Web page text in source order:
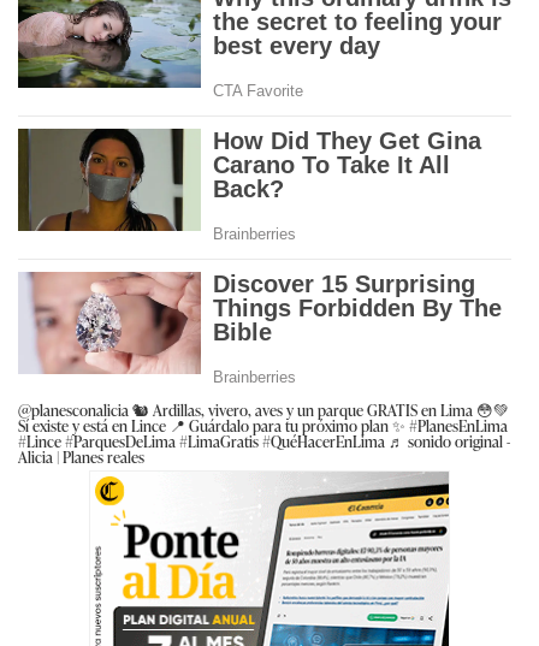
@planesconalicia 🐿️ Ardillas, vivero, aves y un parque GRATIS en Lima 😳💚
Sí existe y está en Lince 📍 Guárdalo para tu próximo plan ✨ #PlanesEnLima
#Lince#ParquesDeLima #LimaGratis#QuéHacerEnLima ♬ sonido original -
Alicia | Planes reales